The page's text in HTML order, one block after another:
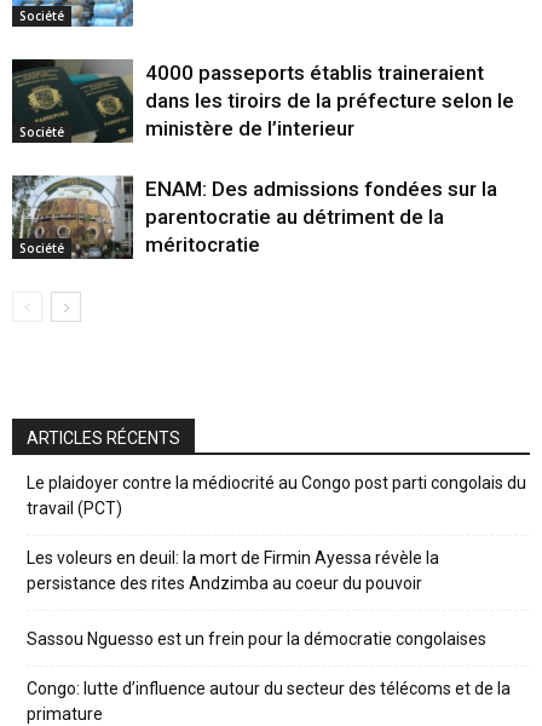
Société
Société
4000 passeports établis traineraient
dans les tiroirs de la préfecture selon le
ministère de l’interieur
Société
ENAM: Des admissions fondées sur la
parentocratie au détriment de la
méritocratie
ARTICLES RÉCENTS
Le plaidoyer contre la médiocrité au Congo post parti congolais du
travail (PCT)
Les voleurs en deuil: la mort de Firmin Ayessa révèle la
persistance des rites Andzimba au coeur du pouvoir
Sassou Nguesso est un frein pour la démocratie congolaises
Congo: lutte d’influence autour du secteur des télécoms et de la
primature